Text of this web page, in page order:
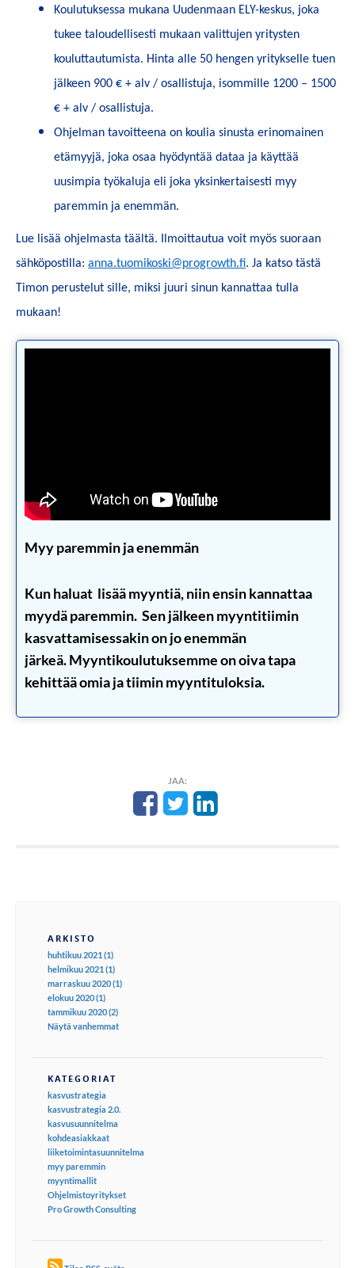
Koulutuksessa mukana Uudenmaan ELY-keskus, joka
tukee taloudellisesti mukaan valittujen yritysten
kouluttautumista. Hinta alle 50 hengen yritykselle tuen
jälkeen 900 € + alv / osallistuja, isommille 1200 – 1500
€ + alv / osallistuja.
Ohjelman tavoitteena on koulia sinusta erinomainen
etämyyjä, joka osaa hyödyntää dataa ja käyttää
uusimpia työkaluja eli joka yksinkertaisesti myy
paremmin ja enemmän.
Lue lisää ohjelmasta täältä. Ilmoittautua voit myös suoraan
sähköpostilla: anna.tuomikoski@progrowth.fi. Ja katso tästä
Timon perustelut sille, miksi juuri sinun kannattaa tulla
mukaan!
Myy paremmin ja enemmän
Kun haluat lisää myyntiä, niin ensin kannattaa
myydä paremmin. Sen jälkeen myyntitiimin
kasvattamisessakin on jo enemmän
järkeä. Myyntikoulutuksemme on oiva tapa
kehittää omia ja tiimin myyntituloksia.
JAA:
ARKISTO
huhtikuu 2021 (1)
helmikuu 2021 (1)
marraskuu 2020 (1)
elokuu 2020 (1)
tammikuu 2020 (2)
Näytä vanhemmat
KATEGORIAT
kasvustrategia
kasvustrategia 2.0.
kasvusuunnitelma
kohdeasiakkaat
liiketoimintasuunnitelma
myy paremmin
myyntimallit
Ohjelmistoyritykset
Pro Growth Consulting